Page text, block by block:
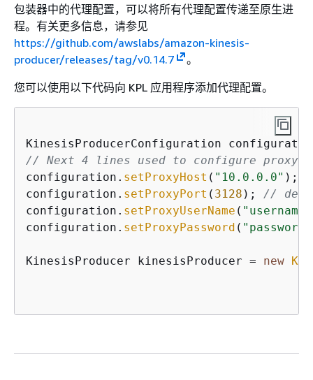
包装器中的代理配置，可以将所有代理配置传递至原生进
程。有关更多信息，请参见
https://github.com/awslabs/amazon-kinesis-
producer/releases/tag/v0.14.7
。
您可以使用以下代码向 KPL 应用程序添加代理配置。
KinesisProducerConfiguration
// Next 4 lines used to configure proxy
configuration. setProxyHost ( "10.0.0.0" );
configuration. setProxyPort ( 3128 ); //
configuration. setProxyUserName ( "username"
configuration. setProxyPassword ( "password"
KinesisProducer kinesisProducer = new